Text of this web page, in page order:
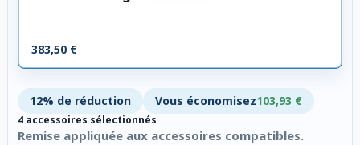
383,50 €
12% de réduction Vous économisez103,93 €
4 accessoires sélectionnés
Remise appliquée aux accessoires compatibles.